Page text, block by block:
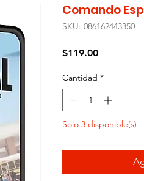
Comando
SKU: 086162443350
$119.00Precio
Cantidad *
Solo 3 disponible(s)